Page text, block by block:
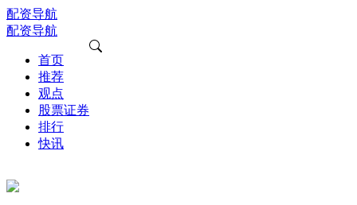
配资导航
配资导航
首页
推荐
观点
股票证券
排行
快讯